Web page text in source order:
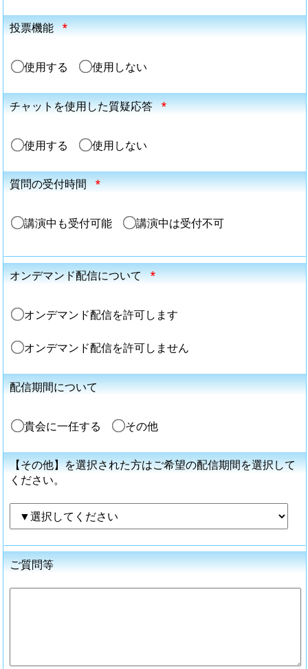
投票機能 *
使用する 使用しない
チャットを使用した質疑応答 *
使用する 使用しない
質問の受付時間 *
講演中も受付可能 講演中は受付不可
オンデマンド配信について *
オンデマンド配信を許可します
オンデマンド配信を許可しません
配信期間について
貴会に一任する その他
【その他】を選択された方はご希望の配信期間を選択して
ください。
ご質問等